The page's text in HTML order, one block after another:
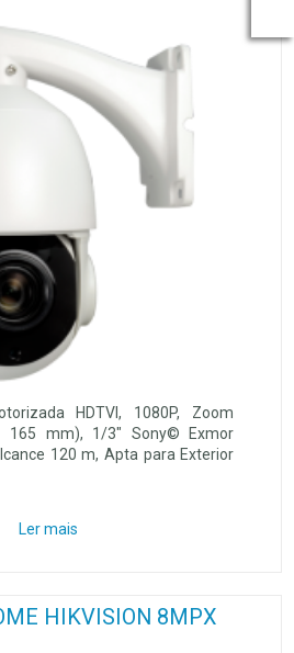
HDTVI, 1080P, Zoom
165 mm), 1/3" Sony© Exmor
120 m, Apta para Exterior
Ler mais
HIKVISION 8MPX